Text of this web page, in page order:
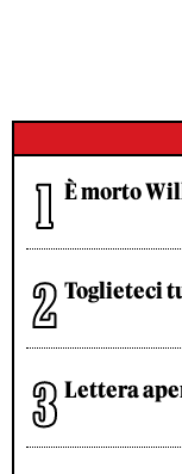
È morto
Toglieteci
Lettera